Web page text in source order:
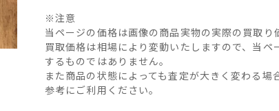
※注意
当ページの価格は画像の商品実物の実際の買取り
買取価格は相場により変動いたしますので、当ペ
するものではありません。
また商品の状態によっても査定が大きく変わる場
参考にご利用ください。